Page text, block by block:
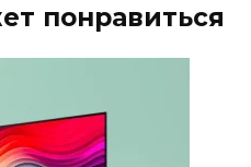
понравиться